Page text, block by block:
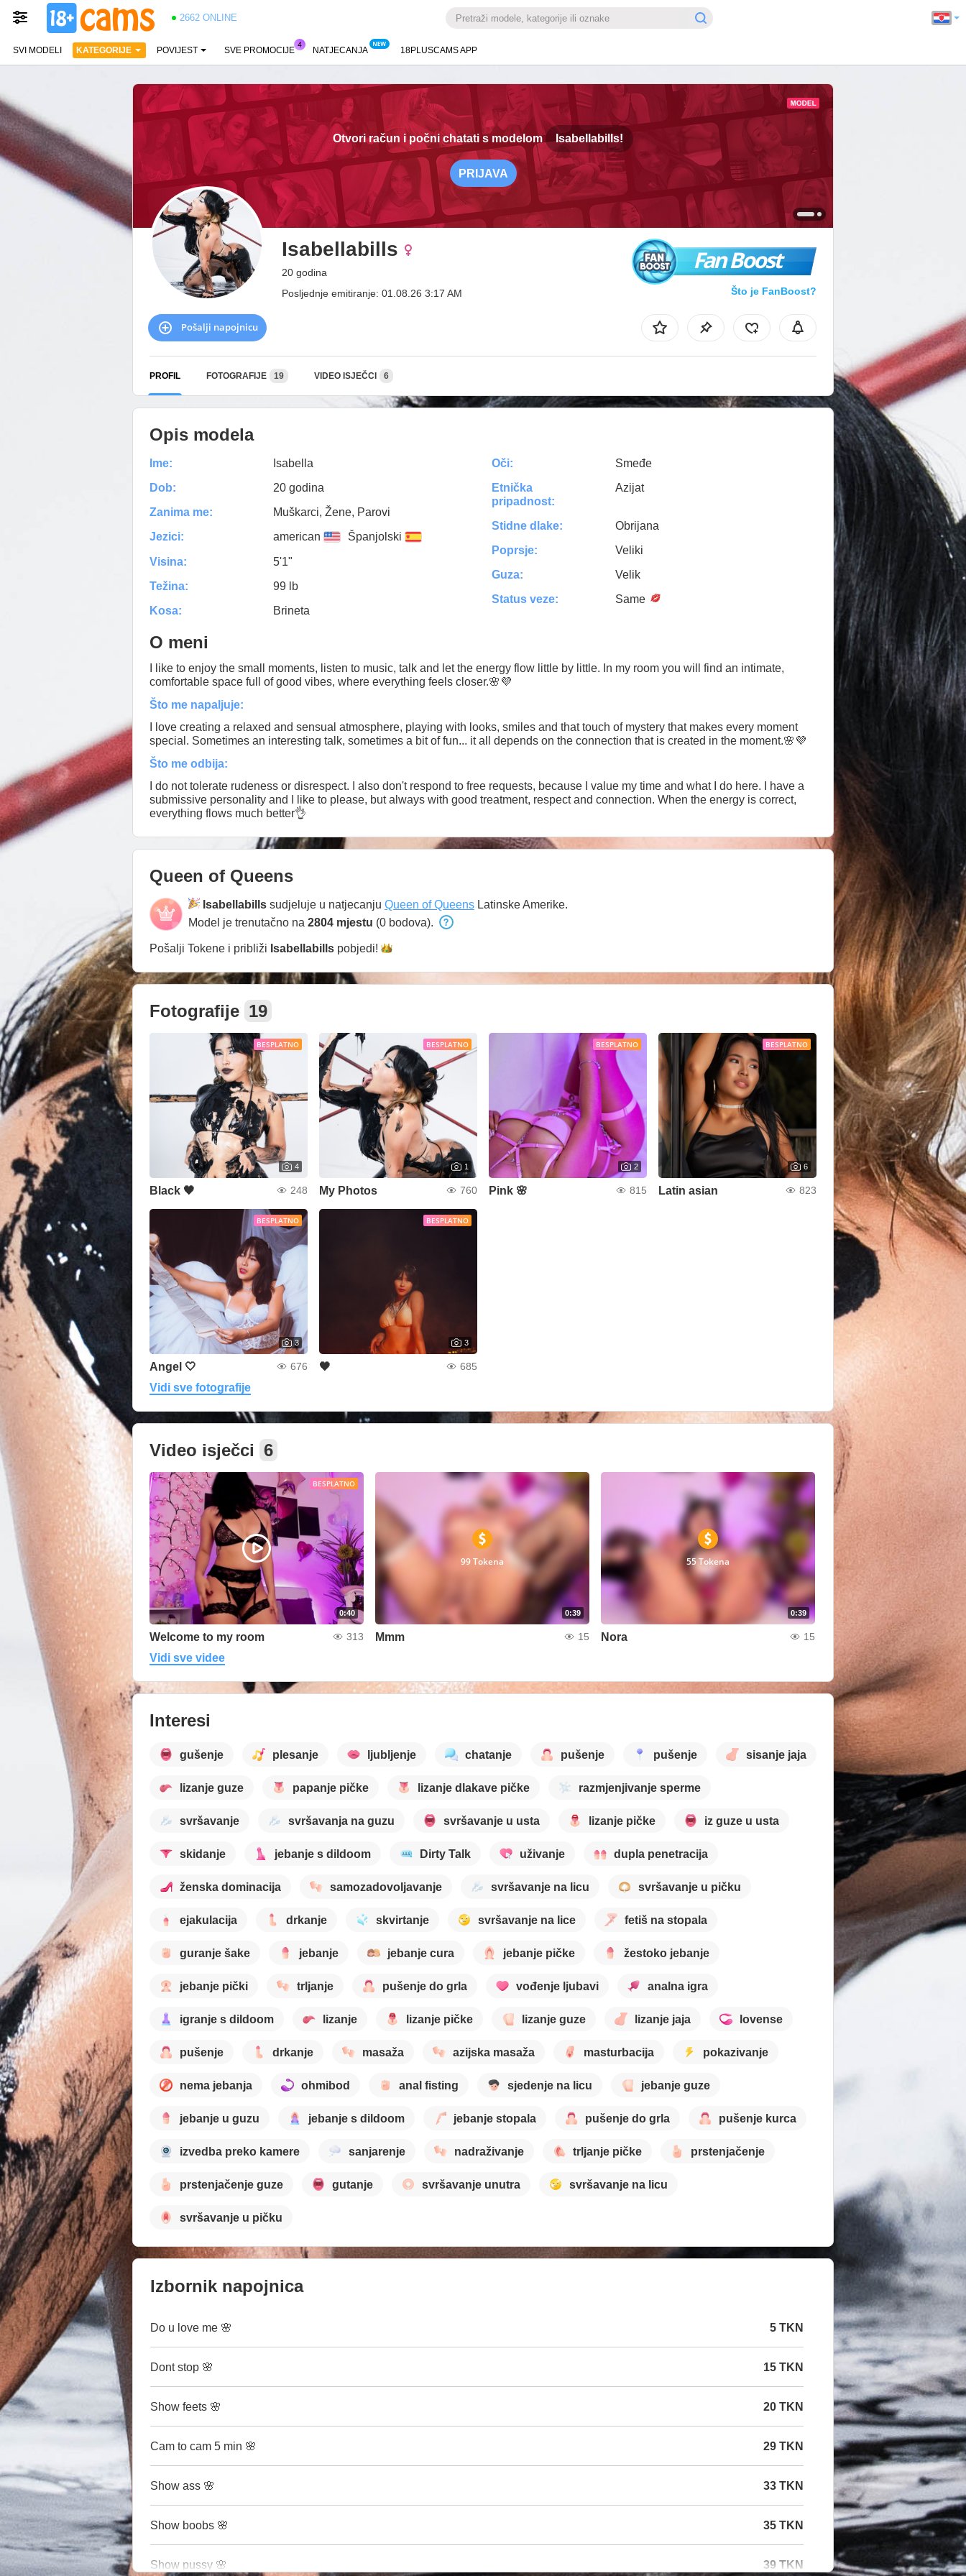
2662 ONLINE
SVI MODELI KATEGORIJE POVIJEST SVE PROMOCIJE NATJECANJA 18PLUSCAMS APP
Otvori račun i počni chatati s modelom Isabellabills!
PRIJAVA
Isabellabills
20 godina
Posljednje emitiranje: 01.08.26 3:17 AM
Fan Boost
Što je FanBoost?
Pošalji napojnicu
PROFIL FOTOGRAFIJE 19 VIDEO ISJEČCI 6
Opis modela
Ime:
Isabella
Dob:
20 godina
Zanima me:
Muškarci, Žene, Parovi
Jezici:
american Španjolski
Visina:
5'1"
Težina:
99 lb
Kosa:
Brineta
Oči:
Smeđe
Etnička
pripadnost:
Azijat
Stidne dlake:
Obrijana
Poprsje:
Veliki
Guza:
Velik
Status veze:
Same
O meni
I like to enjoy the small moments, listen to music, talk and let the energy flow little by little. In my room you will find an intimate,
comfortable space full of good vibes, where everything feels closer.🌸💜
Što me napaljuje:
I love creating a relaxed and sensual atmosphere, playing with looks, smiles and that touch of mystery that makes every moment
special. Sometimes an interesting talk, sometimes a bit of fun... it all depends on the connection that is created in the moment.🌸💜
Što me odbija:
I do not tolerate rudeness or disrespect. I also don't respond to free requests, because I value my time and what I do here. I have a
submissive personality and I like to please, but always with good treatment, respect and connection. When the energy is correct,
everything flows much better👌
Queen of Queens
Isabellabills sudjeluje u natjecanju Queen of Queens Latinske Amerike.
Model je trenutačno na 2804 mjestu (0 bodova).
Pošalji Tokene i približi Isabellabills pobjedi!
Fotografije 19
BESPLATNO
4
Black 🖤 248
BESPLATNO
1
My Photos 760
BESPLATNO
2
Pink 🌸 815
BESPLATNO
6
Latin asian 823
BESPLATNO
3
Angel 🤍 676
BESPLATNO
3
🖤 685
Vidi sve fotografije
Video isječci 6
BESPLATNO
0:40
Welcome to my room 313
0:39
99 Tokena
Mmm 15
0:39
55 Tokena
Nora 15
Vidi sve videe
Interesi
gušenje plesanje ljubljenje chatanje pušenje pušenje sisanje jaja
lizanje guze papanje pičke lizanje dlakave pičke razmjenjivanje sperme
svršavanje svršavanja na guzu svršavanje u usta lizanje pičke iz guze u usta
skidanje jebanje s dildoom Dirty Talk uživanje dupla penetracija
ženska dominacija samozadovoljavanje svršavanje na licu svršavanje u pičku
ejakulacija drkanje skvirtanje svršavanje na lice fetiš na stopala
guranje šake jebanje jebanje cura jebanje pičke žestoko jebanje
jebanje pički trljanje pušenje do grla vođenje ljubavi analna igra
igranje s dildoom lizanje lizanje pičke lizanje guze lizanje jaja lovense
pušenje drkanje masaža azijska masaža masturbacija pokazivanje
nema jebanja ohmibod anal fisting sjedenje na licu jebanje guze
jebanje u guzu jebanje s dildoom jebanje stopala pušenje do grla pušenje kurca
izvedba preko kamere sanjarenje nadraživanje trljanje pičke prstenjačenje
prstenjačenje guze gutanje svršavanje unutra svršavanje na licu
svršavanje u pičku
Izbornik napojnica
Do u love me 🌸 5 TKN
Dont stop 🌸 15 TKN
Show feets 🌸 20 TKN
Cam to cam 5 min 🌸 29 TKN
Show ass 🌸 33 TKN
Show boobs 🌸 35 TKN
Show pussy 🌸 39 TKN